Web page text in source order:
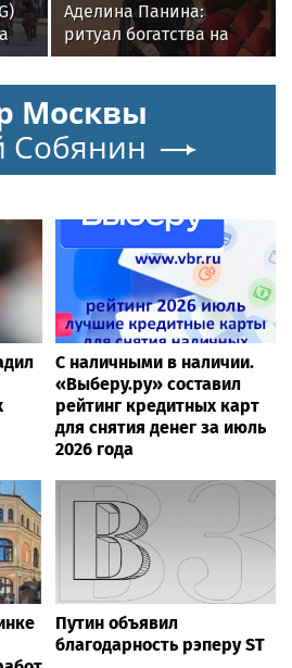
Аделина Панина:
ритуал богатства на
сахар
Москвы
Собянин
С наличными в наличии.
«Выберу.ру» составил
рейтинг кредитных карт
для снятия денег за июль
2026 года
Путин объявил
благодарность рэперу ST